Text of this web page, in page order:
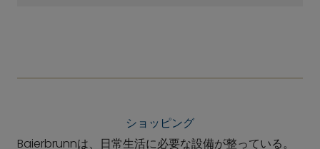
ショッピング
Baierbrunnは、日常生活に必要な設備が整っている。